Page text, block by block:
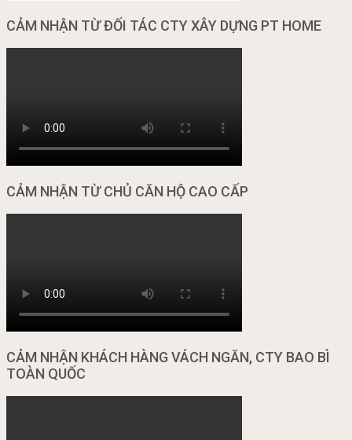
CẢM NHẬN TỪ ĐỐI TÁC CTY XÂY DỰNG PT HOME
CẢM NHẬN TỪ CHỦ CĂN HỘ CAO CẤP
CẢM NHẬN KHÁCH HÀNG VÁCH NGĂN, CTY BAO BÌ
TOÀN QUỐC